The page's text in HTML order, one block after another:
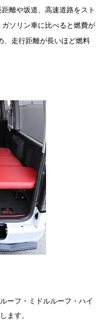
離や坂道、高速道路をスト
ソリン車に比べると燃費が
、走行距離が長いほど燃料
ーフ・ミドルルーフ・ハイ
ます。